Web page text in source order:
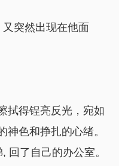
突然出现在他面
拭得锃亮反光，宛如
神色和挣扎的心绪。
回了自己的办公室。